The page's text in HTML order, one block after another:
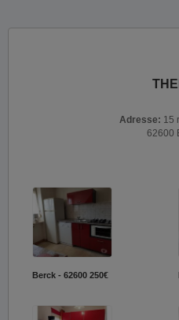
Adresse: 15
62600
Berck - 62600 250€